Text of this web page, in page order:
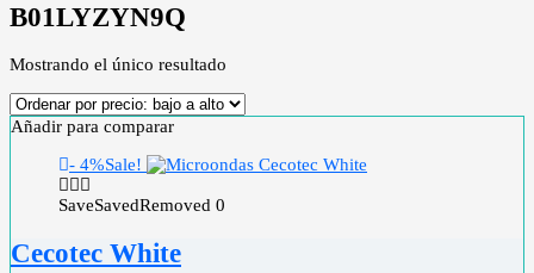
B01LYZYN9Q
Mostrando el único resultado
Añadir para comparar
- 4%Sale!
SaveSavedRemoved 0
Cecotec White